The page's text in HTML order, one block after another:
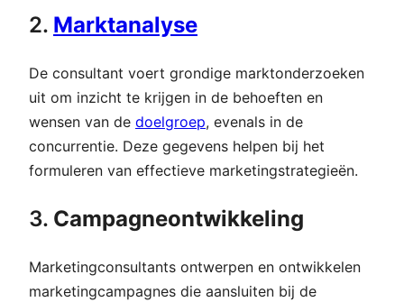
2. Marktanalyse
De consultant voert grondige marktonderzoeken
uit om inzicht te krijgen in de behoeften en
wensen van de doelgroep, evenals in de
concurrentie. Deze gegevens helpen bij het
formuleren van effectieve marketingstrategieën.
3. Campagneontwikkeling
Marketingconsultants ontwerpen en ontwikkelen
marketingcampagnes die aansluiten bij de